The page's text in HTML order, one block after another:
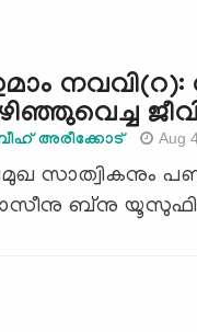
അരീക്കോട് Aug
സാത്വികനും
ബ്‌നു യൂസുഫില്‍